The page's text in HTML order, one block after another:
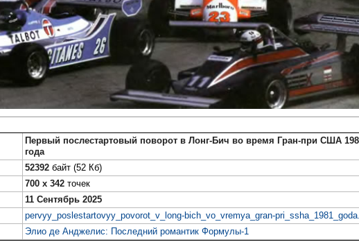
Первый послестартовый поворот в Лонг-Бич во время Гран-при США
года
52392 байт (52 Кб)
700 x 342 точек
11 Сентябрь 2025
pervyy_poslestartovyy_povorot_v_long-bich_vo_vremya_gran-
Элио де Анджелис: Последний романтик Формулы-1